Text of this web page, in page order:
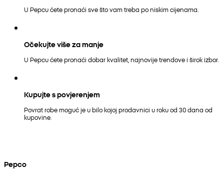
U Pepcu ćete pronaći sve što vam treba po niskim cijenama.
Očekujte više za manje
U Pepcu ćete pronaći dobar kvalitet, najnovije trendove i širok izbor.
Kupujte s povjerenjem
Povrat robe moguć je u bilo kojoj prodavnici u roku od 30 dana od
kupovine.
Pepco